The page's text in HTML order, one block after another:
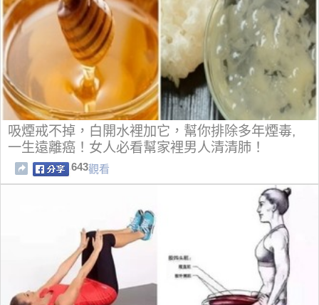
吸煙戒不掉，白開水裡加它，幫你排除多年煙毒,
一生遠離癌！女人必看幫家裡男人清清肺！
643觀看